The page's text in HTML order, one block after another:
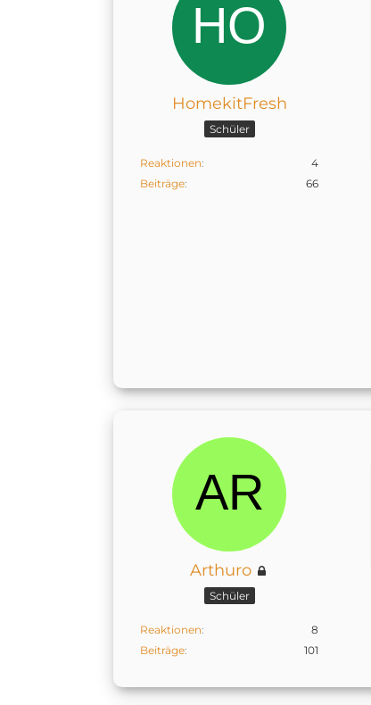
HomekitFresh
Schüler
Reaktionen
4
Beiträge
66
Arthuro
Schüler
Reaktionen
8
Beiträge
101